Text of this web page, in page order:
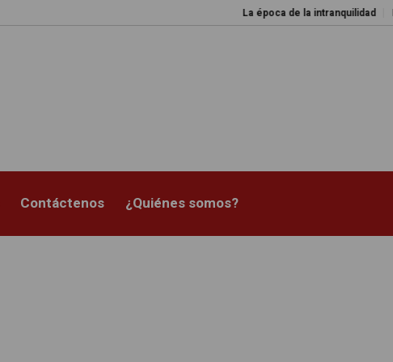
La época de la intranquilidad
Contáctenos ¿Quiénes somos?